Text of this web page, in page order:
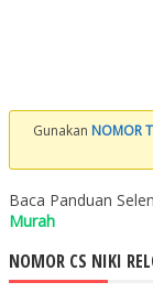
Gunakan NOMOR
Baca Panduan
Murah
NOMOR CS NIKI